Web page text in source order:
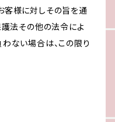
客様に対しその旨を通
護法その他の法令によ
ない場合は、この限り